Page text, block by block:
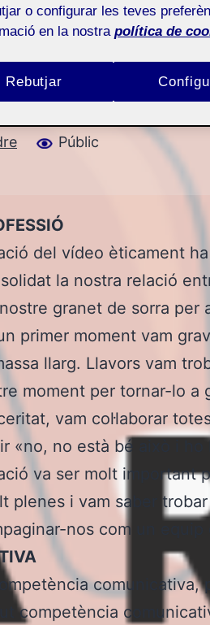
Públic
del vídeo èticament
la nostra relació
granet de sorra per
primer moment vam
llarg. Llavors vam
moment per tornar-lo a
vam col·laborar
«no, no està bé això i ho
va ser molt important
plenes i vam saber
nos com un
comunicativa,
competència
o configurar les teves
en la nostra política de
Rebutjar